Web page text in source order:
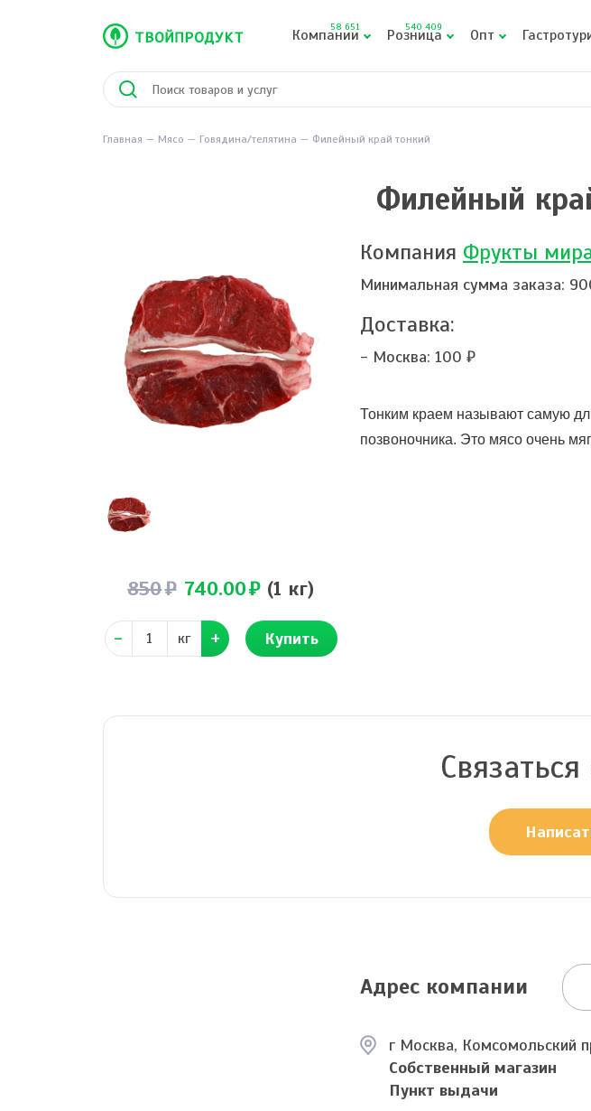
Компании
58 651 Розница
540 409 Опт
Главная Мясо Говядина/телятина Филейный край тонкий
Филейный
850 740.00 (1 кг)
кг Купить
Компания Фрукты
Минимальная сумма заказа:
Доставка:
- Москва: 100 ₽
Тонким краем называют самую
позвоночника. Это мясо очень
Адрес компании
г Москва, Комсомольский
Собственный магазин
Пункт выдачи